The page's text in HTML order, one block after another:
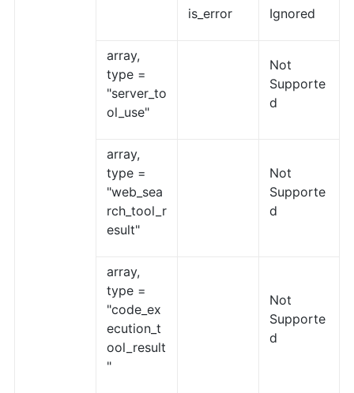
is_error Ignored
array,
type =
"server_to
ol_use"
Not
Supporte
d
array,
type =
"web_sea
rch_tool_r
esult"
Not
Supporte
d
array,
type =
"code_ex
ecution_t
ool_result
"
Not
Supporte
d